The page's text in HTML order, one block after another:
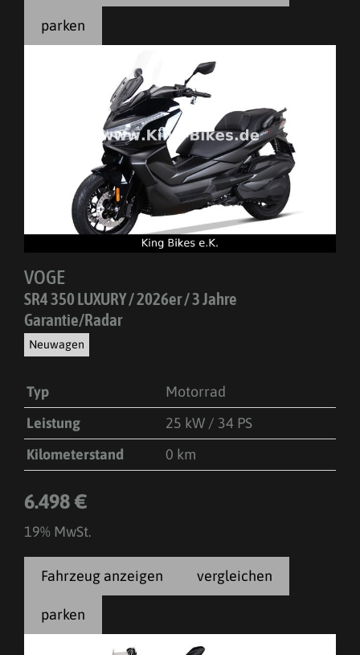
parken
VOGE
SR4 350 LUXURY / 2026er / 3 Jahre
Garantie/Radar
Neuwagen
Typ
Motorrad
Leistung
25 kW / 34 PS
Kilometerstand
0 km
6.498 €
19% MwSt.
Fahrzeug anzeigen vergleichen
parken